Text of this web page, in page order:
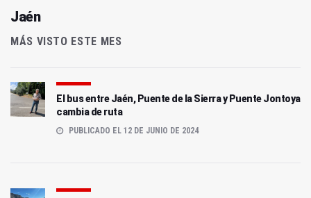
Jaén
MÁS VISTO ESTE MES
El bus entre Jaén, Puente de la Sierra y Puente Jontoya
cambia de ruta
PUBLICADO EL 12 DE JUNIO DE 2024